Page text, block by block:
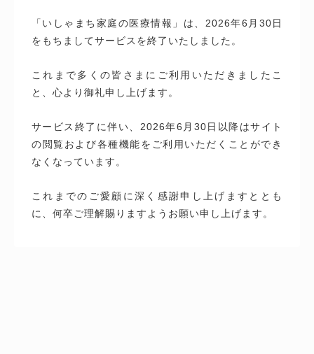
「いしゃまち家庭の医療情報」は、2026年6月30日
をもちましてサービスを終了いたしました。
これまで多くの皆さまにご利用いただきましたこ
と、心より御礼申し上げます。
サービス終了に伴い、2026年6月30日以降はサイト
の閲覧および各種機能をご利用いただくことができ
なくなっています。
これまでのご愛顧に深く感謝申し上げますととも
に、何卒ご理解賜りますようお願い申し上げます。